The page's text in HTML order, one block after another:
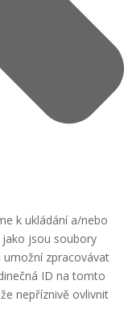
k ukládání a/nebo
jsou soubory
zpracovávat
ID na tomto
nepříznivě ovlivnit